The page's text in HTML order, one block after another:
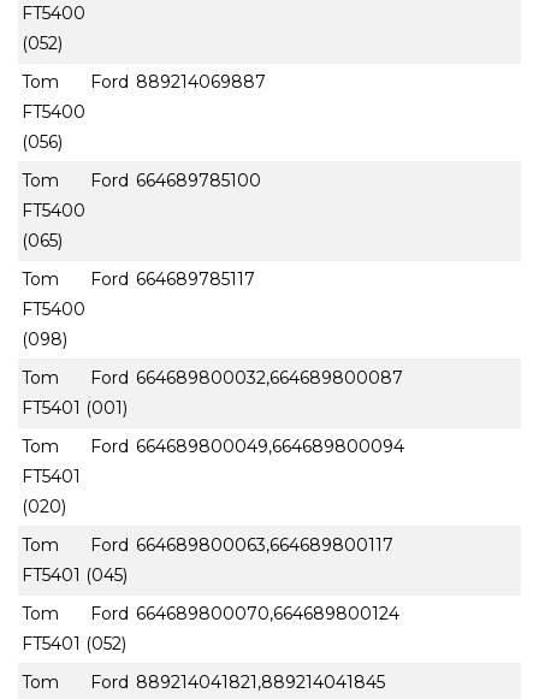
FT5400
(052)
Tom Ford
FT5400
(056)
889214069887
Tom Ford
FT5400
(065)
664689785100
Tom Ford
FT5400
(098)
664689785117
Tom Ford
FT5401 (001)
664689800032,664689800087
Tom Ford
FT5401
(020)
664689800049,664689800094
Tom Ford
FT5401 (045)
664689800063,664689800117
Tom Ford
FT5401 (052)
664689800070,664689800124
Tom Ford 889214041821,889214041845